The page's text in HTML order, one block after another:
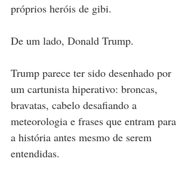
próprios heróis de gibi.
De um lado, Donald Trump.
Trump parece ter sido desenhado por
um cartunista hiperativo: broncas,
bravatas, cabelo desafiando a
meteorologia e frases que entram para
a história antes mesmo de serem
entendidas.